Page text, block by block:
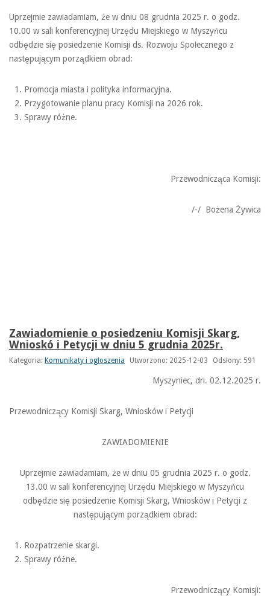
Uprzejmie zawiadamiam, że w dniu 08 grudnia 2025 r. o godz.
10.00 w sali konferencyjnej Urzędu Miejskiego w Myszyńcu
odbędzie się posiedzenie Komisji ds. Rozwoju Społecznego z
następującym porządkiem obrad:
Promocja miasta i polityka informacyjna.
Przygotowanie planu pracy Komisji na 2026 rok.
Sprawy różne.
Przewodnicząca Komisji:
/-/ Bożena Żywica
Zawiadomienie o posiedzeniu Komisji Skarg,
Wnioskó i Petycji w dniu 5 grudnia 2025r.
Kategoria: Komunikaty i ogłoszenia Utworzono: 2025-12-03 Odsłony: 591
Myszyniec, dn. 02.12.2025 r.
Przewodniczący Komisji Skarg, Wniosków i Petycji
ZAWIADOMIENIE
Uprzejmie zawiadamiam, że w dniu 05 grudnia 2025 r. o godz.
13.00 w sali konferencyjnej Urzędu Miejskiego w Myszyńcu
odbędzie się posiedzenie Komisji Skarg, Wniosków i Petycji z
następującym porządkiem obrad:
Rozpatrzenie skargi.
Sprawy różne.
Przewodniczący Komisji: